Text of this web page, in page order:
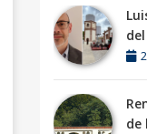
de